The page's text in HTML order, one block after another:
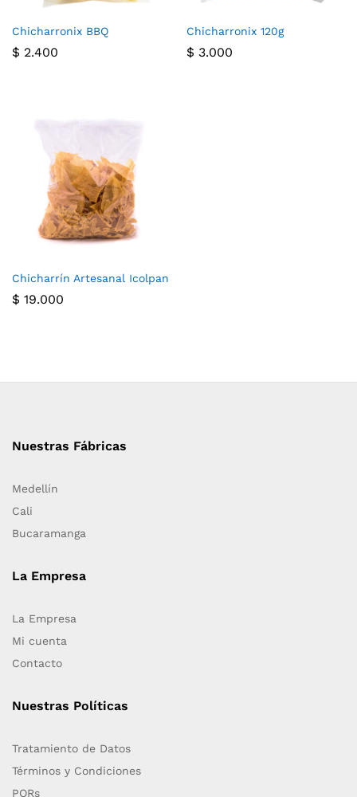
Chicharronix BBQ
$ 2.400
Chicharronix 120g
$ 3.000
Chicharrín Artesanal Icolpan
$ 19.000
Nuestras Fábricas
Medellín
Cali
Bucaramanga
La Empresa
La Empresa
Mi cuenta
Contacto
Nuestras Políticas
Tratamiento de Datos
Términos y Condiciones
PQRs